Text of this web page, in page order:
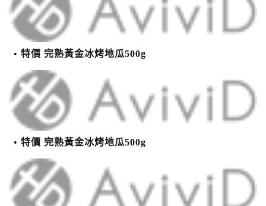
特價 完熟黃金冰烤地瓜500g
特價 完熟黃金冰烤地瓜500g